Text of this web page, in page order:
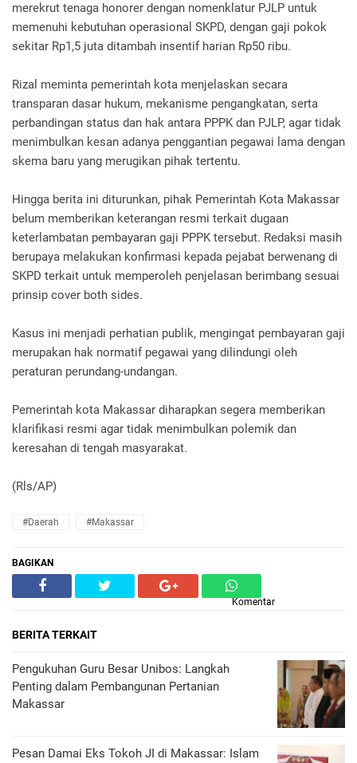
merekrut tenaga honorer dengan nomenklatur PJLP untuk
memenuhi kebutuhan operasional SKPD, dengan gaji pokok
sekitar Rp1,5 juta ditambah insentif harian Rp50 ribu.
Rizal meminta pemerintah kota menjelaskan secara
transparan dasar hukum, mekanisme pengangkatan, serta
perbandingan status dan hak antara PPPK dan PJLP, agar tidak
menimbulkan kesan adanya penggantian pegawai lama dengan
skema baru yang merugikan pihak tertentu.
Hingga berita ini diturunkan, pihak Pemerintah Kota Makassar
belum memberikan keterangan resmi terkait dugaan
keterlambatan pembayaran gaji PPPK tersebut. Redaksi masih
berupaya melakukan konfirmasi kepada pejabat berwenang di
SKPD terkait untuk memperoleh penjelasan berimbang sesuai
prinsip cover both sides.
Kasus ini menjadi perhatian publik, mengingat pembayaran gaji
merupakan hak normatif pegawai yang dilindungi oleh
peraturan perundang-undangan.
Pemerintah kota Makassar diharapkan segera memberikan
klarifikasi resmi agar tidak menimbulkan polemik dan
keresahan di tengah masyarakat.
(Rls/AP)
#Daerah #Makassar
BAGIKAN
Komentar
BERITA TERKAIT
Pengukuhan Guru Besar Unibos: Langkah
Penting dalam Pembangunan Pertanian
Makassar
Pesan Damai Eks Tokoh JI di Makassar: Islam